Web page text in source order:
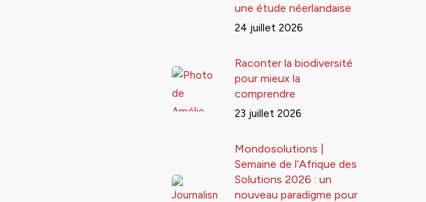
une étude néerlandaise
24 juillet 2026
Raconter la biodiversité
pour mieux la
comprendre
23 juillet 2026
Mondosolutions |
Semaine de l’Afrique des
Solutions 2026 : un
nouveau paradigme pour